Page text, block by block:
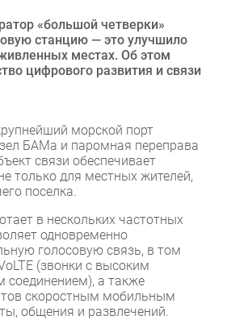
«большой четверки»
станцию — это улучшило
местах. Об этом
цифрового развития и связи
морской порт
БАМа и паромная переправа
связи обеспечивает
только для местных жителей,
поселка.
в нескольких частотных
одновременно
голосовую связь, в том
(звонки с высоким
соединением), а также
скоростным мобильным
общения и развлечений.